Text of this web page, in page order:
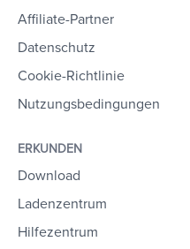
Affiliate-Partner
Datenschutz
Cookie-Richtlinie
Nutzungsbedingungen
ERKUNDEN
Download
Ladenzentrum
Hilfezentrum